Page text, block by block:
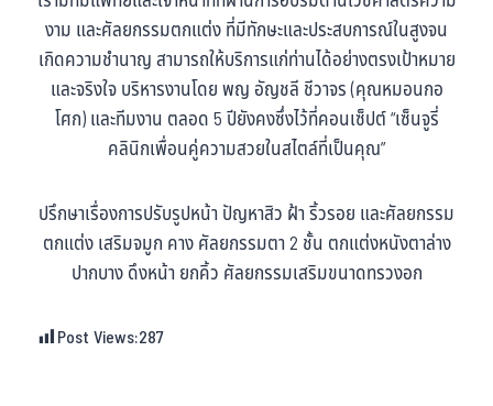
งาม และศัลยกรรมตกแต่ง ที่มีทักษะและประสบการณ์ในสูงจน
เกิดความชำนาญ สามารถให้บริการแก่ท่านได้อย่างตรงเป้าหมาย
และจริงใจ บริหารงานโดย พญ อัญชลี ชีวาจร (คุณหมอนกอ
โศก) และทีมงาน ตลอด 5 ปียังคงซึ่งไว้ที่คอนเซ็ปต์ “เซ็นจูรี่
คลินิกเพื่อนคู่ความสวยในสไตล์ที่เป็นคุณ”
ปรึกษาเรื่องการปรับรูปหน้า ปัญหาสิว ฝ้า ริ้วรอย และศัลยกรรม
ตกแต่ง เสริมจมูก คาง ศัลยกรรมตา 2 ชั้น ตกแต่งหนังตาล่าง
ปากบาง ดึงหน้า ยกคิ้ว ศัลยกรรมเสริมขนาดทรวงอก
Post Views:287